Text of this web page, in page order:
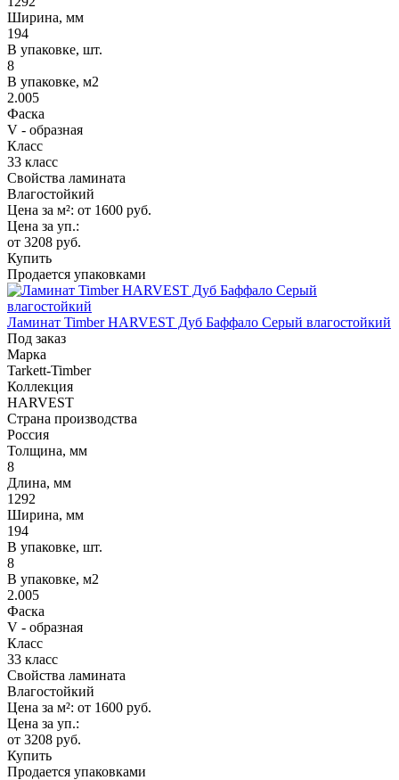
Ширина, мм
194
В упаковке, шт.
8
В упаковке, м2
2.005
Фаска
V - образная
Класс
33 класс
Свойства ламината
Влагостойкий
Цена за м²: от 1600 руб.
Цена за уп.:
от 3208 руб.
Купить
Продается упаковками
Ламинат Timber HARVEST Дуб Баффало Серый влагостойкий
Под заказ
Марка
Tarkett-Timber
Коллекция
HARVEST
Страна производства
Россия
Толщина, мм
8
Длина, мм
1292
Ширина, мм
194
В упаковке, шт.
8
В упаковке, м2
2.005
Фаска
V - образная
Класс
33 класс
Свойства ламината
Влагостойкий
Цена за м²: от 1600 руб.
Цена за уп.:
от 3208 руб.
Купить
Продается упаковками